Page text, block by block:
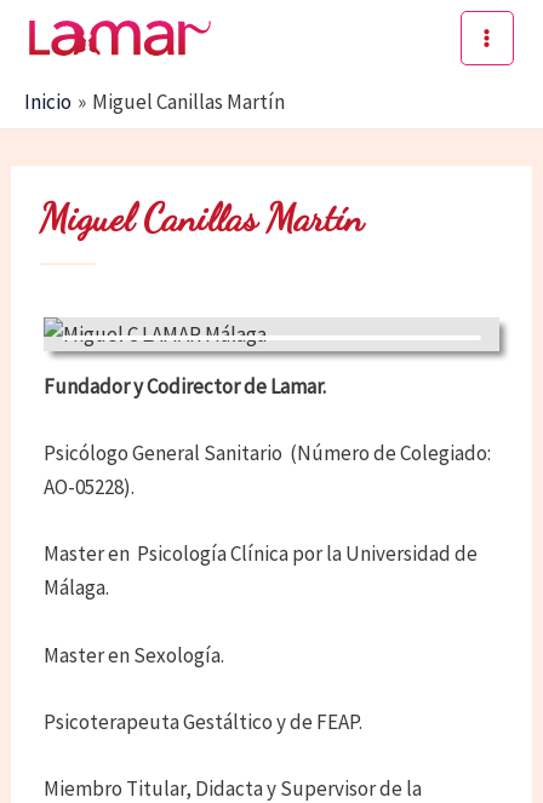
Main
Inicio Miguel Canillas Martín
Miguel Canillas Martín
Fundador y Codirector de Lamar.
Psicólogo General Sanitario (Número de Colegiado:
AO-05228).
Master en Psicología Clínica por la Universidad de
Málaga.
Master en Sexología.
Psicoterapeuta Gestáltico y de FEAP.
Miembro Titular, Didacta y Supervisor de la